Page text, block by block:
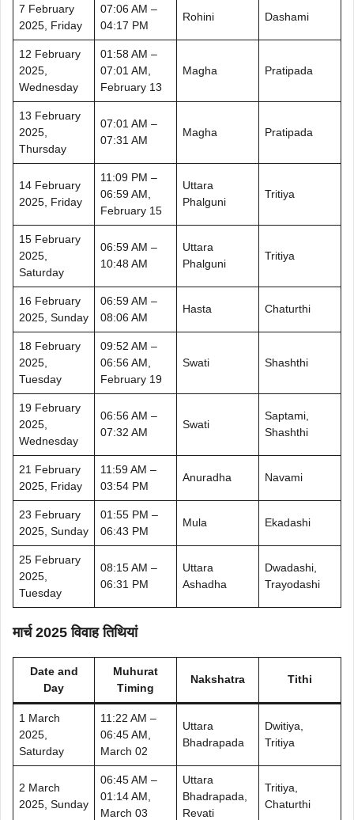
7 February
2025, Friday
07:06 AM –
04:17 PM
Rohini Dashami
12 February
2025,
Wednesday
01:58 AM –
07:01 AM,
February 13
Magha Pratipada
13 February
2025,
Thursday
07:01 AM –
07:31 AM
Magha Pratipada
14 February
2025, Friday
11:09 PM –
06:59 AM,
February 15
Uttara
Phalguni
Tritiya
15 February
2025,
Saturday
06:59 AM –
10:48 AM
Uttara
Phalguni
Tritiya
16 February
2025, Sunday
06:59 AM –
08:06 AM
Hasta Chaturthi
18 February
2025,
Tuesday
09:52 AM –
06:56 AM,
February 19
Swati Shashthi
19 February
2025,
Wednesday
06:56 AM –
07:32 AM
Swati
Saptami,
Shashthi
21 February
2025, Friday
11:59 AM –
03:54 PM
Anuradha Navami
23 February
2025, Sunday
01:55 PM –
06:43 PM
Mula Ekadashi
25 February
2025,
Tuesday
08:15 AM –
06:31 PM
Uttara
Ashadha
Dwadashi,
Trayodashi
मार्च 2025 विवाह तिथियां
Date and
Day
Muhurat
Timing
Nakshatra Tithi
1 March
2025,
Saturday
11:22 AM –
06:45 AM,
March 02
Uttara
Bhadrapada
Dwitiya,
Tritiya
2 March
2025, Sunday
06:45 AM –
01:14 AM,
March 03
Uttara
Bhadrapada,
Revati
Tritiya,
Chaturthi